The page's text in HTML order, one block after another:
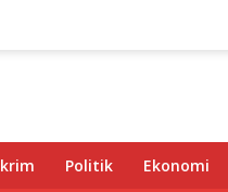
Politik Ekonomi